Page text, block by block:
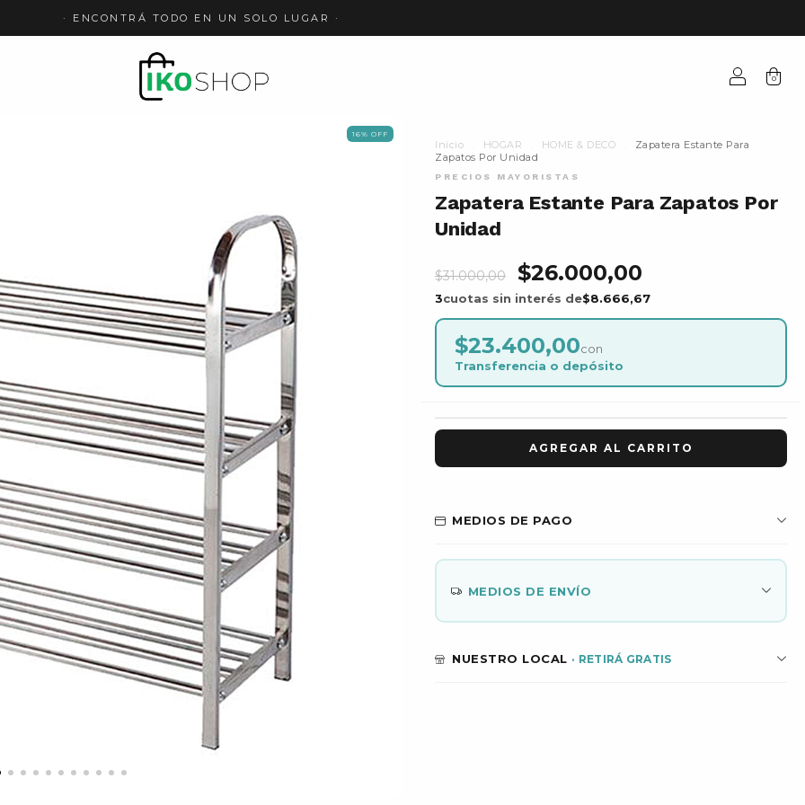
· ENCONTRÁ TODO EN UN SOLO LUGAR ·
0
16% OFF
Inicio HOGAR HOME & DECO
Zapatera Estante Para
Zapatos Por Unidad
Zapatera Estante Para Zapatos Por
Unidad
$31.000,00 $26.000,00
3cuotas sin interés de$8.666,67
$23.400,00con
Transferencia o depósito
MEDIOS DE PAGO
MEDIOS DE ENVÍO
NUESTRO LOCAL